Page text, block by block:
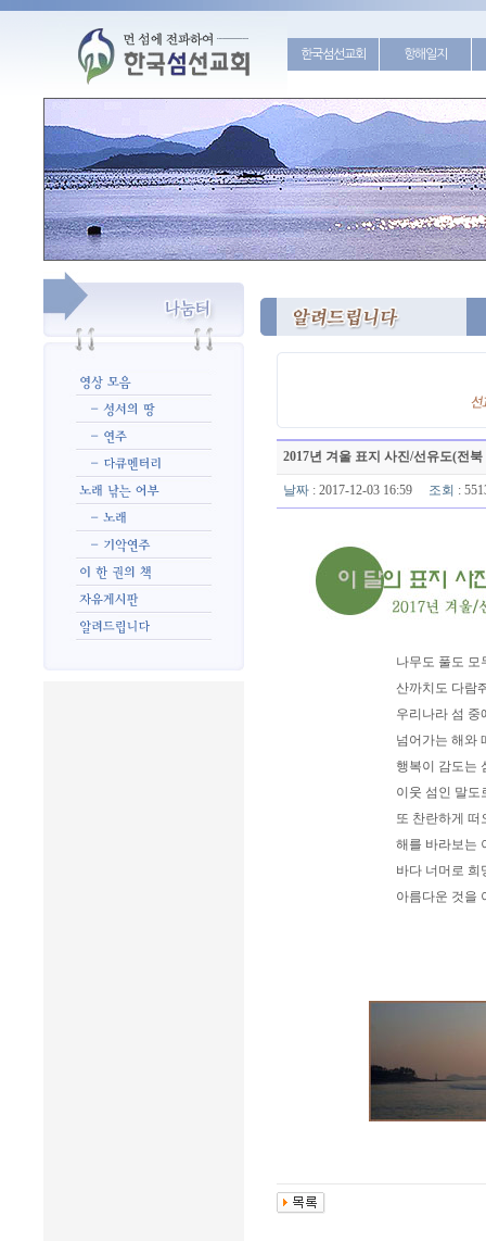
한국섬선교회 항해일지
2017년 겨울 표지 사진/선유도(전
날짜 : 2017-12-03 16:59 조회 :
나무도 풀도 모
산까치도 다람
우리나라 섬 중
넘어가는 해와
행복이 감도는
이웃 섬인 말도
또 찬란하게 떠
해를 바라보는
바다 너머로 희
아름다운 것을